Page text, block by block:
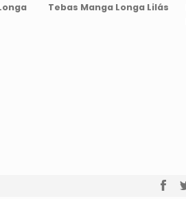
Tebas Manga Longa Lilás